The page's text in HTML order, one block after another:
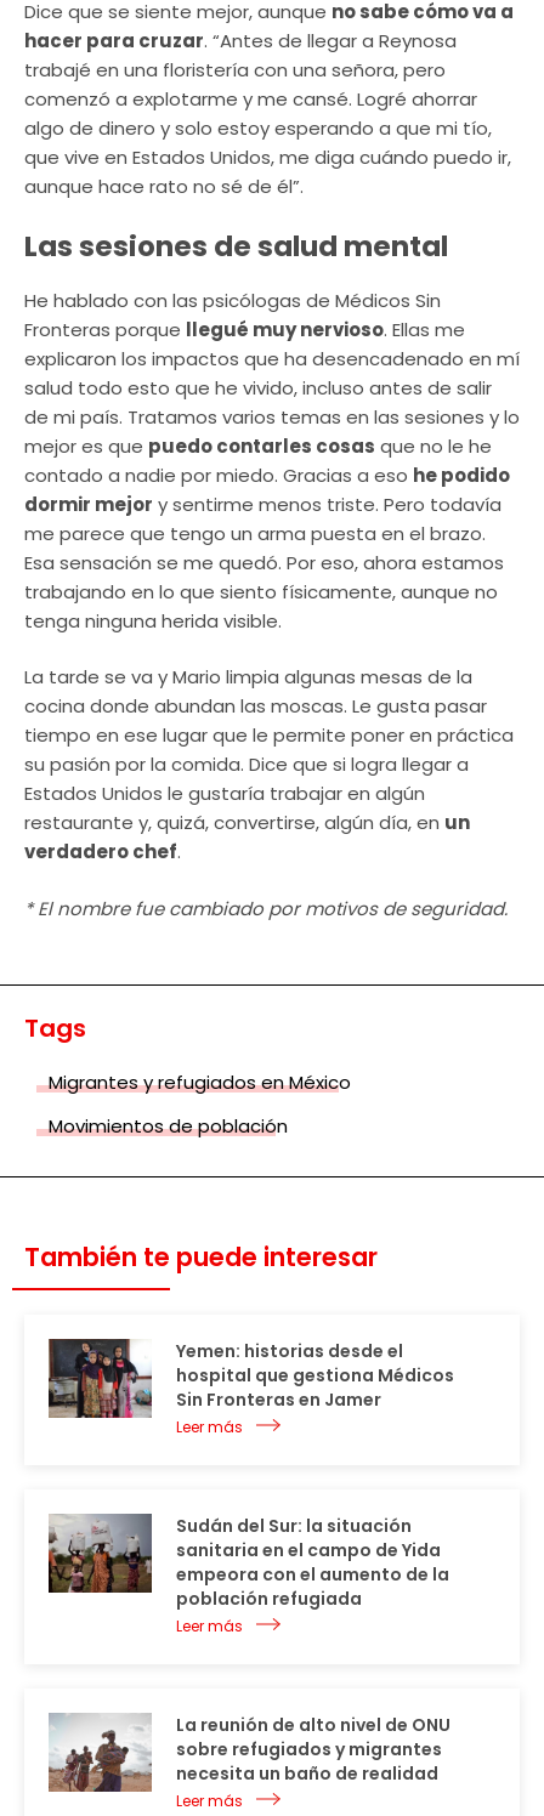
Dice que se siente mejor, aunque no sabe cómo va a
hacer para cruzar. “Antes de llegar a Reynosa
trabajé en una floristería con una señora, pero
comenzó a explotarme y me cansé. Logré ahorrar
algo de dinero y solo estoy esperando a que mi tío,
que vive en Estados Unidos, me diga cuándo puedo ir,
aunque hace rato no sé de él”.
Las sesiones de salud mental
He hablado con las psicólogas de Médicos Sin
Fronteras porque llegué muy nervioso. Ellas me
explicaron los impactos que ha desencadenado en mí
salud todo esto que he vivido, incluso antes de salir
de mi país. Tratamos varios temas en las sesiones y lo
mejor es que puedo contarles cosas que no le he
contado a nadie por miedo. Gracias a eso he podido
dormir mejor y sentirme menos triste. Pero todavía
me parece que tengo un arma puesta en el brazo.
Esa sensación se me quedó. Por eso, ahora estamos
trabajando en lo que siento físicamente, aunque no
tenga ninguna herida visible.
La tarde se va y Mario limpia algunas mesas de la
cocina donde abundan las moscas. Le gusta pasar
tiempo en ese lugar que le permite poner en práctica
su pasión por la comida. Dice que si logra llegar a
Estados Unidos le gustaría trabajar en algún
restaurante y, quizá, convertirse, algún día, en un
verdadero chef.
* El nombre fue cambiado por motivos de seguridad.
Tags
Migrantes y refugiados en México
Movimientos de población
También te puede interesar
Yemen: historias desde el
hospital que gestiona Médicos
Sin Fronteras en Jamer
Leer más
Sudán del Sur: la situación
sanitaria en el campo de Yida
empeora con el aumento de la
población refugiada
Leer más
La reunión de alto nivel de ONU
sobre refugiados y migrantes
necesita un baño de realidad
Leer más